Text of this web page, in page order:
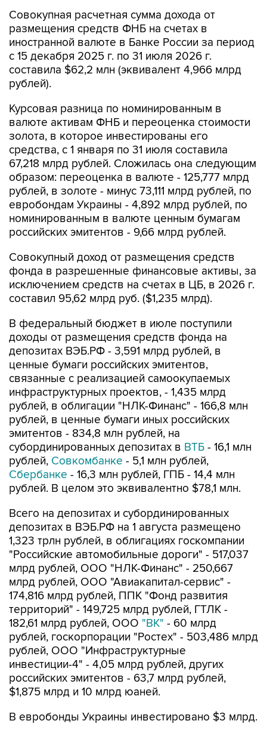
Совокупная расчетная сумма дохода от
размещения средств ФНБ на счетах в
иностранной валюте в Банке России за период
с 15 декабря 2025 г. по 31 июля 2026 г.
составила $62,2 млн (эквивалент 4,966 млрд
рублей).
Курсовая разница по номинированным в
валюте активам ФНБ и переоценка стоимости
золота, в которое инвестированы его
средства, с 1 января по 31 июля составила
67,218 млрд рублей. Сложилась она следующим
образом: переоценка в валюте - 125,777 млрд
рублей, в золоте - минус 73,111 млрд рублей, по
евробондам Украины - 4,892 млрд рублей, по
номинированным в валюте ценным бумагам
российских эмитентов - 9,66 млрд рублей.
Совокупный доход от размещения средств
фонда в разрешенные финансовые активы, за
исключением средств на счетах в ЦБ, в 2026 г.
составил 95,62 млрд руб. ($1,235 млрд).
В федеральный бюджет в июле поступили
доходы от размещения средств фонда на
депозитах ВЭБ.РФ - 3,591 млрд рублей, в
ценные бумаги российских эмитентов,
связанные с реализацией самоокупаемых
инфраструктурных проектов, - 1,435 млрд
рублей, в облигации "НЛК-Финанс" - 166,8 млн
рублей, в ценные бумаги иных российских
эмитентов - 834,8 млн рублей, на
субординированных депозитах в ВТБ - 16,1 млн
рублей, Совкомбанке - 5,1 млн рублей,
Сбербанке - 16,3 млн рублей, ГПБ - 14,4 млн
рублей. В целом это эквивалентно $78,1 млн.
Всего на депозитах и субординированных
депозитах в ВЭБ.РФ на 1 августа размещено
1,323 трлн рублей, в облигациях госкомпании
"Российские автомобильные дороги" - 517,037
млрд рублей, ООО "НЛК-Финанс" - 250,667
млрд рублей, ООО "Авиакапитал-сервис" -
174,816 млрд рублей, ППК "Фонд развития
территорий" - 149,725 млрд рублей, ГТЛК -
182,61 млрд рублей, ООО "ВК" - 60 млрд
рублей, госкорпорации "Ростех" - 503,486 млрд
рублей, ООО "Инфраструктурные
инвестиции-4" - 4,05 млрд рублей, других
российских эмитентов - 63,7 млрд рублей,
$1,875 млрд и 10 млрд юаней.
В евробонды Украины инвестировано $3 млрд.